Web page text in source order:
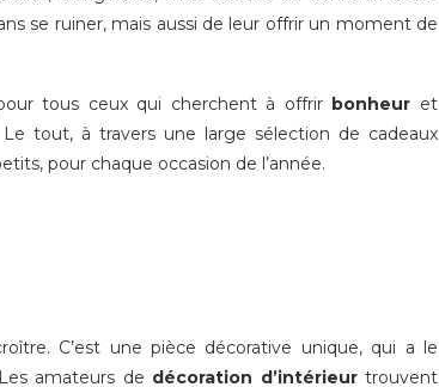
se ruiner, mais aussi de leur offrir un moment de
tous ceux qui cherchent à offrir bonheur et
tout, à travers une large sélection de cadeaux
pour chaque occasion de l’année.
C’est une pièce décorative unique, qui a le
amateurs de décoration d’intérieurtrouvent